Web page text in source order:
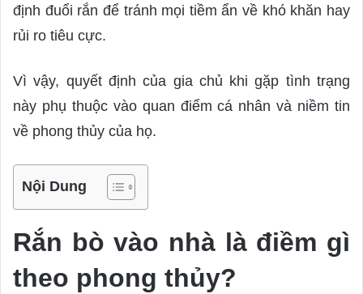
định đuổi rắn để tránh mọi tiềm ẩn về khó khăn hay
rủi ro tiêu cực.
Vì vậy, quyết định của gia chủ khi gặp tình trạng
này phụ thuộc vào quan điểm cá nhân và niềm tin
về phong thủy của họ.
Nội Dung
Rắn bò vào nhà là điềm gì
theo phong thủy?